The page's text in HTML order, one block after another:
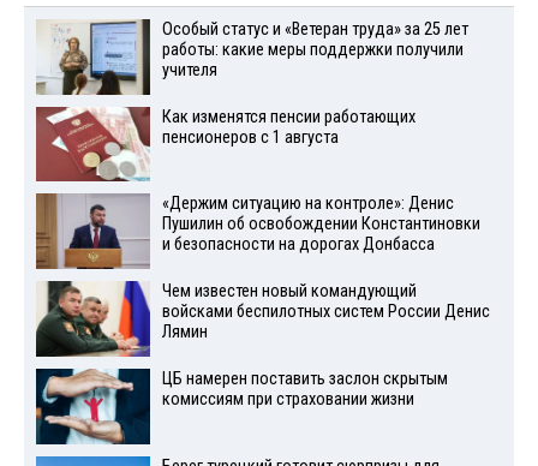
Особый статус и «Ветеран труда» за 25 лет
работы: какие меры поддержки получили
учителя
Как изменятся пенсии работающих
пенсионеров с 1 августа
«Держим ситуацию на контроле»: Денис
Пушилин об освобождении Константиновки
и безопасности на дорогах Донбасса
Чем известен новый командующий
войсками беспилотных систем России Денис
Лямин
ЦБ намерен поставить заслон скрытым
комиссиям при страховании жизни